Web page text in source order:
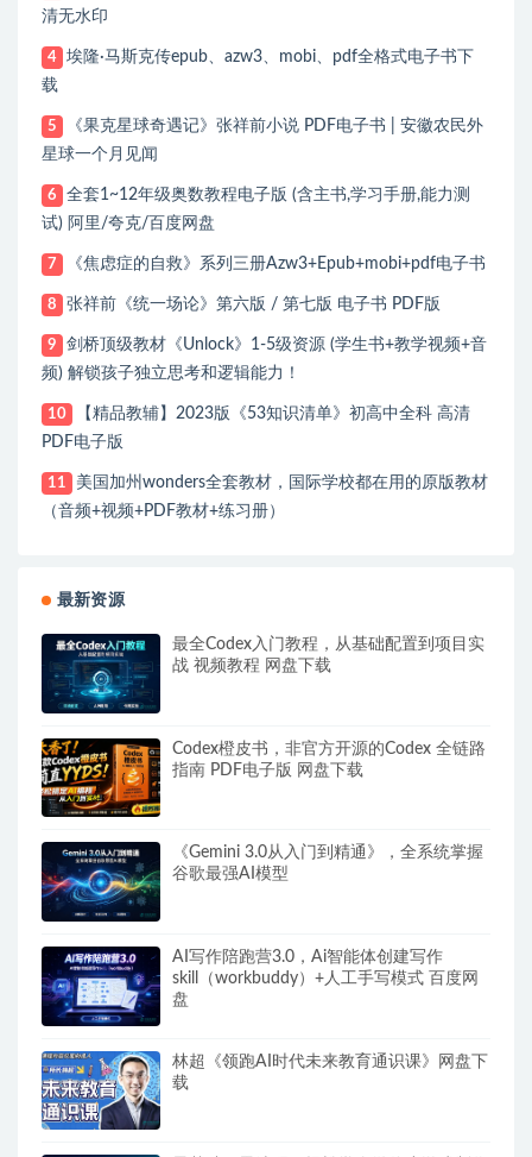
清无水印
4
埃隆·马斯克传epub、azw3、mobi、pdf全格式电子书下
载
5
《果克星球奇遇记》张祥前小说 PDF电子书 | 安徽农民外
星球一个月见闻
6
全套1~12年级奥数教程电子版 (含主书,学习手册,能力测
试) 阿里/夸克/百度网盘
7 《焦虑症的自救》系列三册Azw3+Epub+mobi+pdf电子书
8 张祥前《统一场论》第六版 / 第七版 电子书 PDF版
9
剑桥顶级教材《Unlock》1-5级资源 (学生书+教学视频+音
频) 解锁孩子独立思考和逻辑能力！
10
【精品教辅】2023版《53知识清单》初高中全科 高清
PDF电子版
11
美国加州wonders全套教材，国际学校都在用的原版教材
（音频+视频+PDF教材+练习册）
最新资源
最全Codex入门教程，从基础配置到项目实
战 视频教程 网盘下载
Codex橙皮书，非官方开源的Codex 全链路
指南 PDF电子版 网盘下载
《Gemini 3.0从入门到精通》，全系统掌握
谷歌最强AI模型
AI写作陪跑营3.0，Ai智能体创建写作
skill（workbuddy）+人工手写模式 百度网
盘
林超《领跑AI时代未来教育通识课》网盘下
载